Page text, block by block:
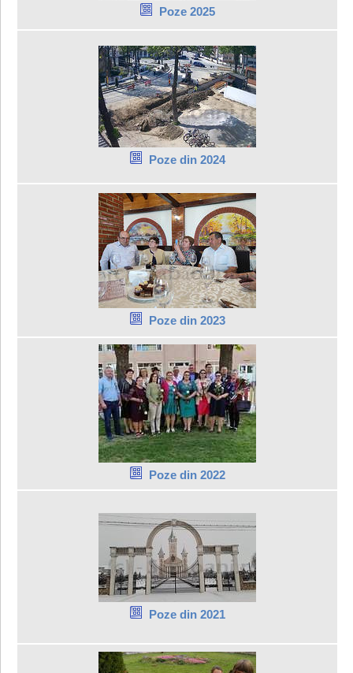
Poze 2025
Poze din 2024
Poze din 2023
Poze din 2022
Poze din 2021